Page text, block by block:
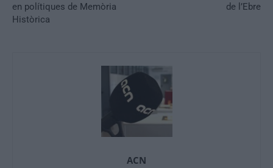
en polítiques de Memòria
Històrica
de l’Ebre
ACN